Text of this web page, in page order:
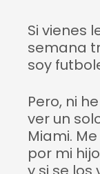
Si vienes
semana
soy
Pero, ni
ver un
Miami.
por mi